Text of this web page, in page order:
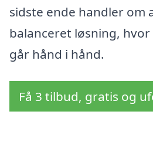
sidste ende handler om
balanceret løsning,
går hånd i hånd.
Få 3 tilbud, gratis og